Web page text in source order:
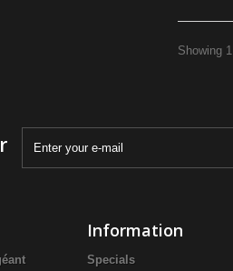
Showing
Information
Specials